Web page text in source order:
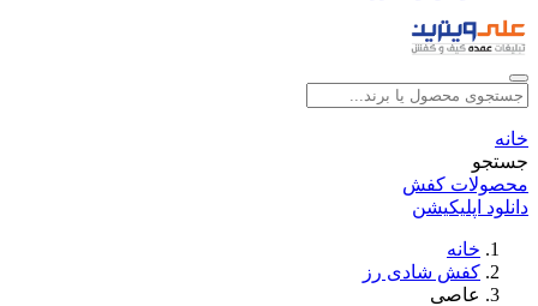
خانه
جستجو
محصولات کفش
دانلود اپلیکیشن
خانه
کفش شادی رز
عاصی